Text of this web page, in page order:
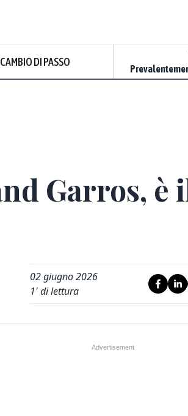
CAMBIO DI PASSO
Nuvoloso
Garros, è
02 giugno 2026
1' di lettura